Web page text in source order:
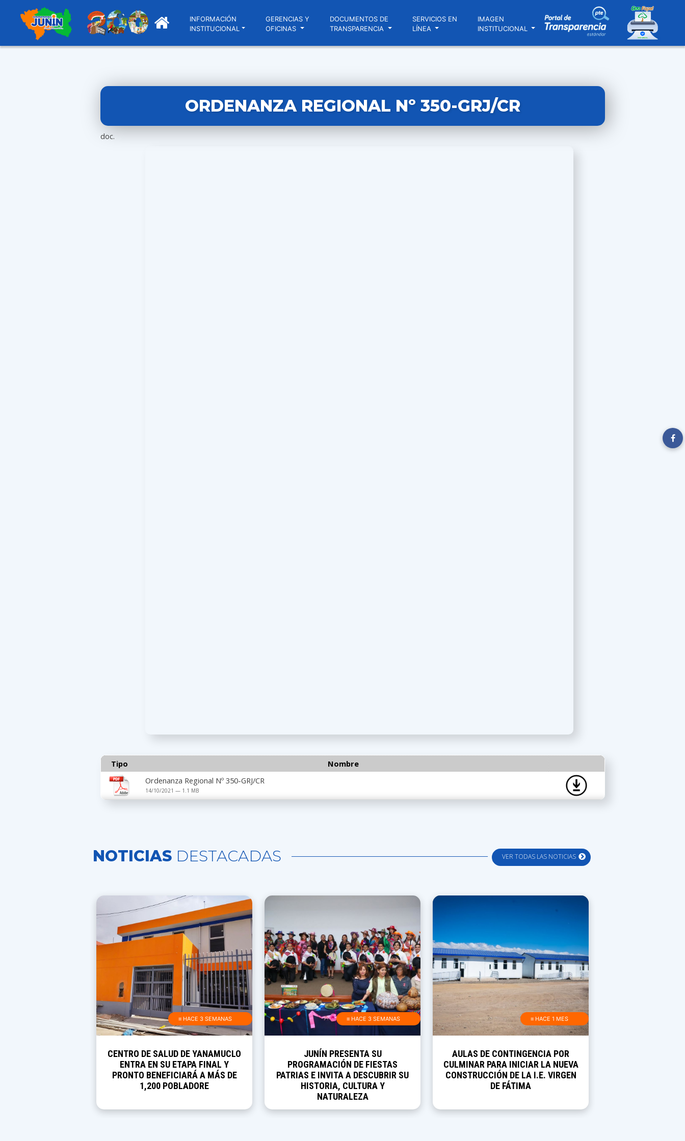
INFORMACIÓN
INSTITUCIONAL
GERENCIAS Y
OFICINAS
DOCUMENTOS DE
TRANSPARENCIA
SERVICIOS EN
LÍNEA
IMAGEN
INSTITUCIONAL
ORDENANZA REGIONAL Nº 350-GRJ/CR
doc.
Tipo
Nombre
Ordenanza Regional Nº 350-GRJ/CR
14/10/2021 — 1.1 MB
VER TODAS LAS NOTICIAS
NOTICIAS DESTACADAS
≡ HACE 3 SEMANAS
CENTRO DE SALUD DE YANAMUCLO
ENTRA EN SU ETAPA FINAL Y
PRONTO BENEFICIARÁ A MÁS DE
1,200 POBLADORE
≡ HACE 3 SEMANAS
JUNÍN PRESENTA SU
PROGRAMACIÓN DE FIESTAS
PATRIAS E INVITA A DESCUBRIR SU
HISTORIA, CULTURA Y
NATURALEZA
≡ HACE 1 MES
AULAS DE CONTINGENCIA POR
CULMINAR PARA INICIAR LA NUEVA
CONSTRUCCIÓN DE LA I.E. VIRGEN
DE FÁTIMA